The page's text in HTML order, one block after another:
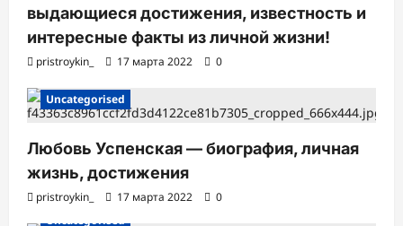
выдающиеся достижения, известность и
интересные факты из личной жизни!
pristroykin_ 17 марта 2022 0
Uncategorised
Любовь Успенская — биография, личная
жизнь, достижения
pristroykin_ 17 марта 2022
0
Uncategorised